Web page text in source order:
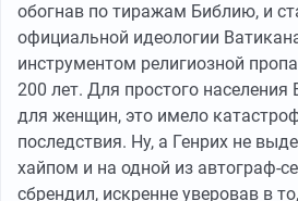
обогнав по тиражам Библию, и
официальной идеологии
инструментом религиозной
200 лет. Для простого населения
для женщин, это имело
последствия. Ну, а Генрих не
хайпом и на одной из автограф-
сбрендил, искренне уверовав в